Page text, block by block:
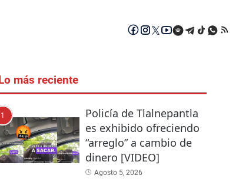
Lo más reciente
1
Policía de Tlalnepantla
es exhibido ofreciendo
“arreglo” a cambio de
dinero [VIDEO]
Agosto 5, 2026